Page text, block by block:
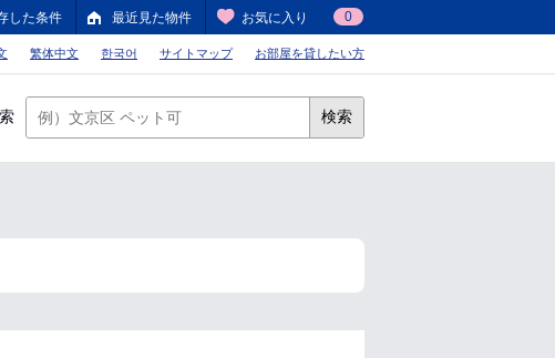
した条件 最近見た物件 お気に入り 0
繁体中文 한국어 サイトマップ お部屋を貸したい方
検索